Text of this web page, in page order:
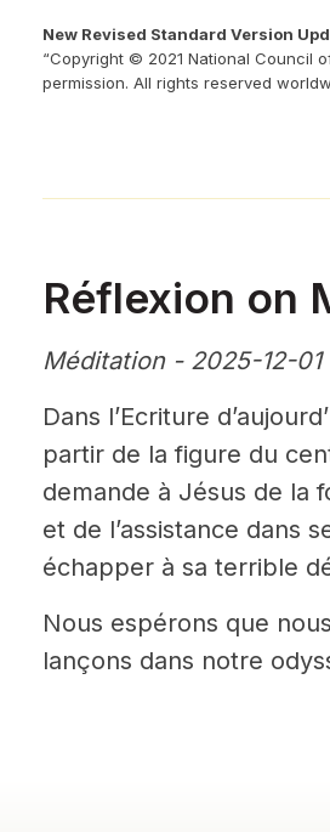
New Revised Standard Version
“Copyright © 2021 National Council
permission. All rights reserved
Réflexion on
Méditation - 2025-12-
Dans l’Ecriture
partir de la figure du
demande à Jésus de la
et de l’assistance dans
échapper à sa terrible
Nous espérons que
lançons dans notre